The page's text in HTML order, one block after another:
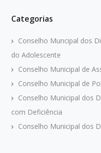
Categorias
Conselho Muncipal dos
do Adolescente
Conselho Municipal de
Conselho Municipal de
Conselho Municipal dos
com Deficiência
Conselho Municipal dos